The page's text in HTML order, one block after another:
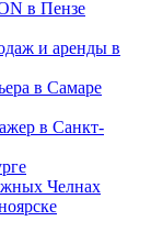
в Пензе
и аренды в
в Самаре
в Санкт-
Челнах